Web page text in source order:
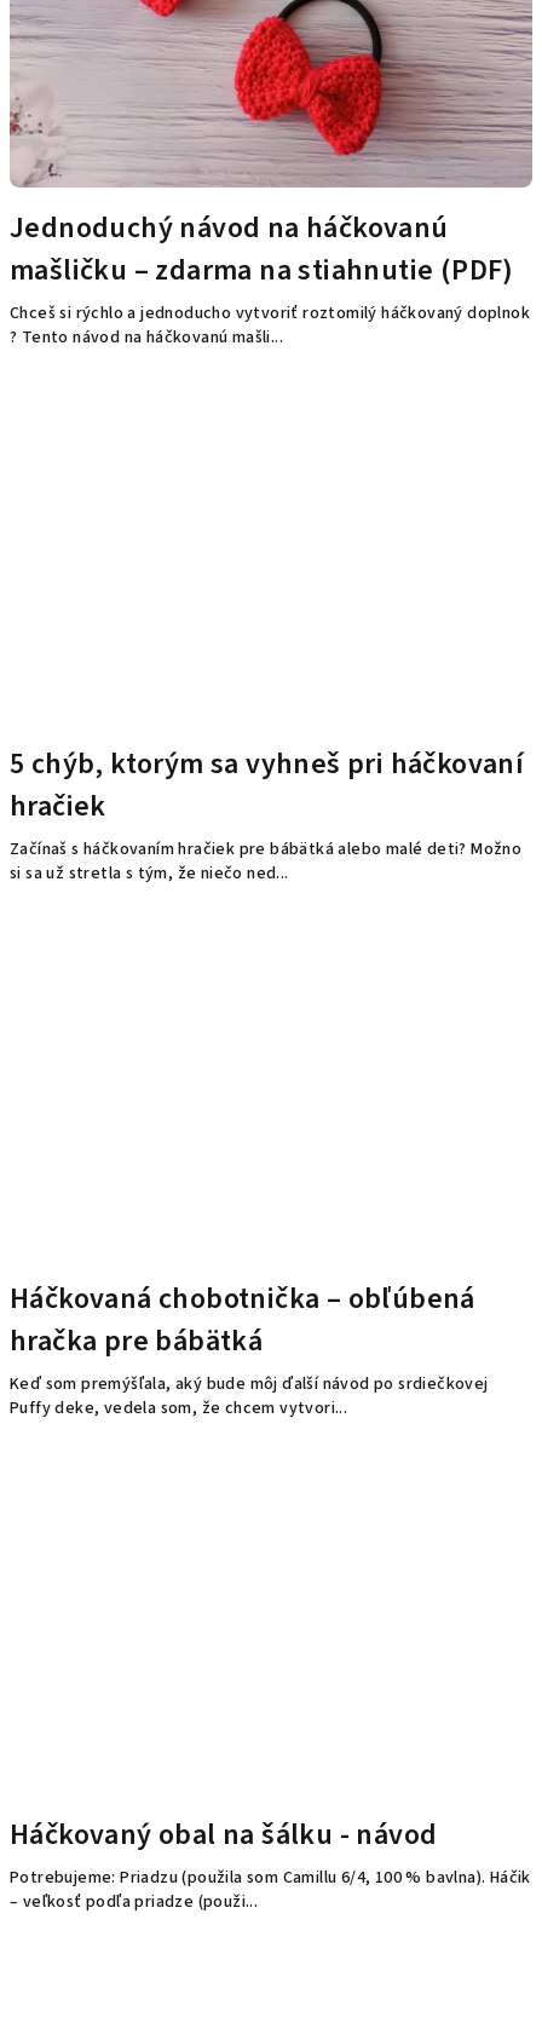
Jednoduchý návod na háčkovanú
mašličku – zdarma na stiahnutie (PDF)
Chceš si rýchlo a jednoducho vytvoriť roztomilý háčkovaný doplnok
? Tento návod na háčkovanú mašli...
5 chýb, ktorým sa vyhneš pri háčkovaní
hračiek
Začínaš s háčkovaním hračiek pre bábätká alebo malé deti? Možno
si sa už stretla s tým, že niečo ned...
Háčkovaná chobotnička – obľúbená
hračka pre bábätká
Keď som premýšľala, aký bude môj ďalší návod po srdiečkovej
Puffy deke, vedela som, že chcem vytvori...
Háčkovaný obal na šálku - návod
Potrebujeme: Priadzu (použila som Camillu 6/4, 100 % bavlna). Háčik
– veľkosť podľa priadze (použi...